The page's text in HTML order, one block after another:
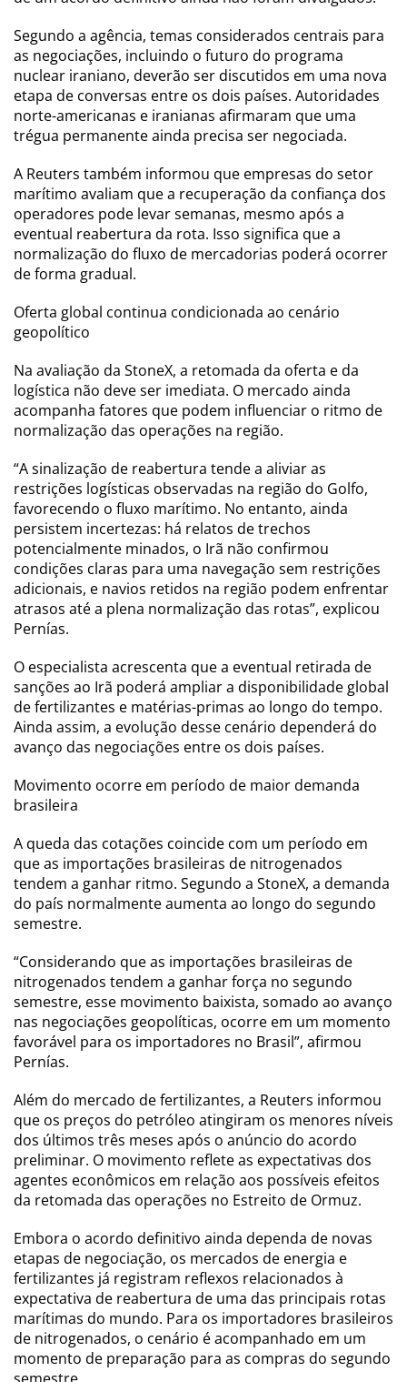
Segundo a agência, temas considerados centrais para
as negociações, incluindo o futuro do programa
nuclear iraniano, deverão ser discutidos em uma nova
etapa de conversas entre os dois países. Autoridades
norte-americanas e iranianas afirmaram que uma
trégua permanente ainda precisa ser negociada.
A Reuters também informou que empresas do setor
marítimo avaliam que a recuperação da confiança dos
operadores pode levar semanas, mesmo após a
eventual reabertura da rota. Isso significa que a
normalização do fluxo de mercadorias poderá ocorrer
de forma gradual.
Oferta global continua condicionada ao cenário
geopolítico
Na avaliação da StoneX, a retomada da oferta e da
logística não deve ser imediata. O mercado ainda
acompanha fatores que podem influenciar o ritmo de
normalização das operações na região.
“A sinalização de reabertura tende a aliviar as
restrições logísticas observadas na região do Golfo,
favorecendo o fluxo marítimo. No entanto, ainda
persistem incertezas: há relatos de trechos
potencialmente minados, o Irã não confirmou
condições claras para uma navegação sem restrições
adicionais, e navios retidos na região podem enfrentar
atrasos até a plena normalização das rotas”, explicou
Pernías.
O especialista acrescenta que a eventual retirada de
sanções ao Irã poderá ampliar a disponibilidade global
de fertilizantes e matérias-primas ao longo do tempo.
Ainda assim, a evolução desse cenário dependerá do
avanço das negociações entre os dois países.
Movimento ocorre em período de maior demanda
brasileira
A queda das cotações coincide com um período em
que as importações brasileiras de nitrogenados
tendem a ganhar ritmo. Segundo a StoneX, a demanda
do país normalmente aumenta ao longo do segundo
semestre.
“Considerando que as importações brasileiras de
nitrogenados tendem a ganhar força no segundo
semestre, esse movimento baixista, somado ao avanço
nas negociações geopolíticas, ocorre em um momento
favorável para os importadores no Brasil”, afirmou
Pernías.
Além do mercado de fertilizantes, a Reuters informou
que os preços do petróleo atingiram os menores níveis
dos últimos três meses após o anúncio do acordo
preliminar. O movimento reflete as expectativas dos
agentes econômicos em relação aos possíveis efeitos
da retomada das operações no Estreito de Ormuz.
Embora o acordo definitivo ainda dependa de novas
etapas de negociação, os mercados de energia e
fertilizantes já registram reflexos relacionados à
expectativa de reabertura de uma das principais rotas
marítimas do mundo. Para os importadores brasileiros
de nitrogenados, o cenário é acompanhado em um
momento de preparação para as compras do segundo